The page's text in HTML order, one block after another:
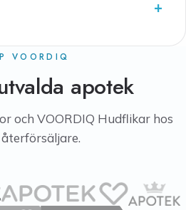
VOORDIQ
apotek
och VOORDIQ Hudflikar hos